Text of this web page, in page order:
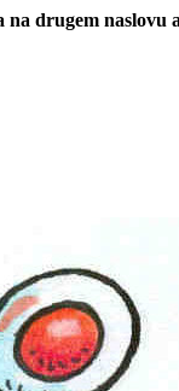
drugem naslovu